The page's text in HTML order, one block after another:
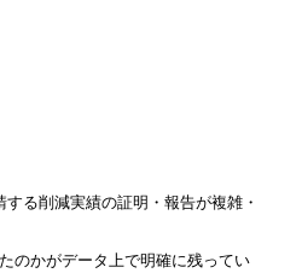
る削減実績の証明・報告が複雑・
のかがデータ上で明確に残ってい